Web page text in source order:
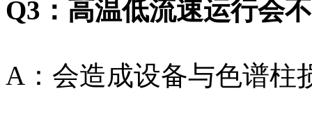
Q3：高温低流速运行会
A：会造成设备与色谱柱